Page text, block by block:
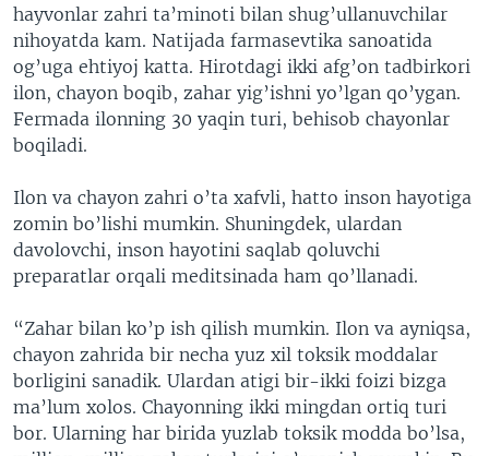
hayvonlar zahri ta’minoti bilan shug’ullanuvchilar
nihoyatda kam. Natijada farmasevtika sanoatida
og’uga ehtiyoj katta. Hirotdagi ikki afg’on tadbirkori
ilon, chayon boqib, zahar yig’ishni yo’lgan qo’ygan.
Fermada ilonning 30 yaqin turi, behisob chayonlar
boqiladi.
Ilon va chayon zahri o’ta xafvli, hatto inson hayotiga
zomin bo’lishi mumkin. Shuningdek, ulardan
davolovchi, inson hayotini saqlab qoluvchi
preparatlar orqali meditsinada ham qo’llanadi.
“Zahar bilan ko’p ish qilish mumkin. Ilon va ayniqsa,
chayon zahrida bir necha yuz xil toksik moddalar
borligini sanadik. Ulardan atigi bir-ikki foizi bizga
ma’lum xolos. Chayonning ikki mingdan ortiq turi
bor. Ularning har birida yuzlab toksik modda bo’lsa,